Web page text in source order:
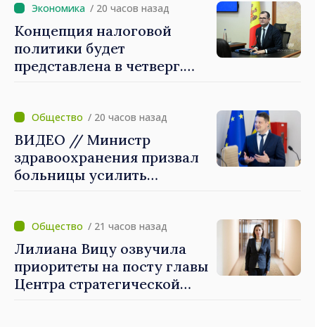
Методология утверждена
правительством
/ 20 часов назад
Концепция налоговой
политики будет
представлена в четверг.
на труд, будем
стимулировать
инвестиции, увеличим
налоги на вредные
привычки и очень
некоторые налоги»
/ 20 часов назад
ВИДЕО // Министр
здравоохранения призвал
больницы усилить
/ 21 часов назад
Лилиана Вицу озвучила
приоритеты на посту главы
Центра стратегической